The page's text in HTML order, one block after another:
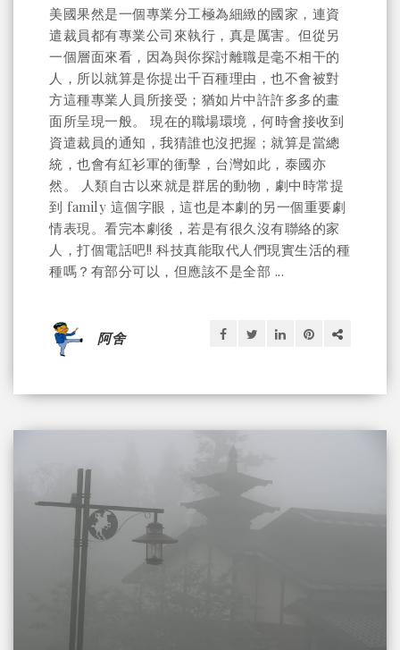
美國果然是一個專業分工極為細緻的國家，連資
遣裁員都有專業公司來執行，真是厲害。但從另
一個層面來看，因為與你探討離職是毫不相干的
人，所以就算是你提出千百種理由，也不會被對
方這種專業人員所接受；猶如片中許許多多的畫
面所呈現一般。 現在的職場環境，何時會接收到
資遣裁員的通知，我猜誰也沒把握；就算是當總
統，也會有紅衫軍的衝擊，台灣如此，泰國亦
然。 人類自古以來就是群居的動物，劇中時常提
到 family 這個字眼，這也是本劇的另一個重要劇
情表現。看完本劇後，若是有很久沒有聯絡的家
人，打個電話吧!! 科技真能取代人們現實生活的種
種嗎？有部分可以，但應該不是全部 ...
阿舍